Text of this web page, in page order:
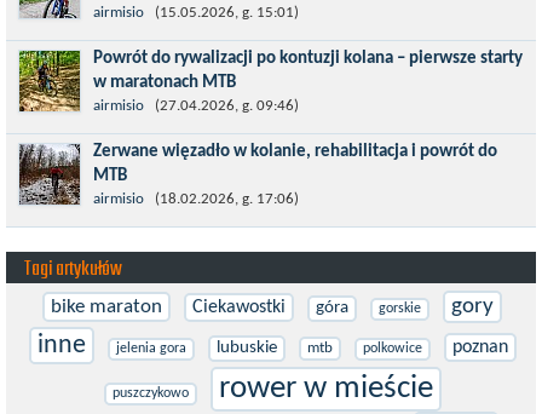
Maj to idealny czas, by z płaskich i szybkich wyścigów przejść do
znacznie bardziej ambitnych wyzwań, jakimi są górskie wyścigi
MTB....
airmisio (15.05.2026, g. 15:01)
Powrót do rywalizacji po kontuzji kolana – pierwsze starty
w maratonach MTB
Prawdziwym testem po kontuzji kolana i uszkodzeniu więzadeł
jest powrót do sportowej rywalizacji. Podczas zawodów znikają
bariery,...
airmisio (27.04.2026, g. 09:46)
Zerwane więzadło w kolanie, rehabilitacja i powrót do
MTB
W sporcie nie ma kalkulacji, niezależnie od stopnia
zaawansowania. Trenujesz, startujesz w zawodach i chcesz po
prostu oddać się grze, dać z siebie...
airmisio (18.02.2026, g. 17:06)
Tagi artykułów
bike maraton Ciekawostki góra gorskie gory
inne jelenia gora lubuskie mtb polkowice poznan
puszczykowo rower w mieście